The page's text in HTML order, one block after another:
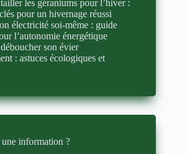
les géraniums pour l’hiver :
pour un hivernage réussi
électricité soi-même : guide
l’autonomie énergétique
son évier
: astuces écologiques et
information ?